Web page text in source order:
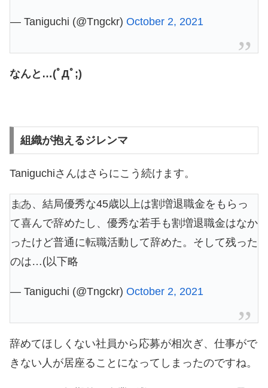
— Taniguchi (@Tngckr) October 2, 2021
なんと…(ﾟДﾟ;)
組織が抱えるジレンマ
Taniguchiさんはさらにこう続けます。
まあ、結局優秀な45歳以上は割増退職金をもらっ
て喜んで辞めたし、優秀な若手も割増退職金はなか
ったけど普通に転職活動して辞めた。そして残った
のは…(以下略
— Taniguchi (@Tngckr) October 2, 2021
辞めてほしくない社員から応募が相次ぎ、仕事がで
きない人が居座ることになってしまったのですね。